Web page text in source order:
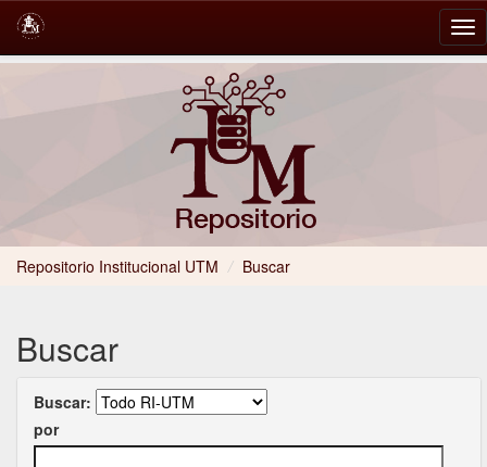
Repositorio Institucional UTM / Buscar
Buscar
Buscar:
por